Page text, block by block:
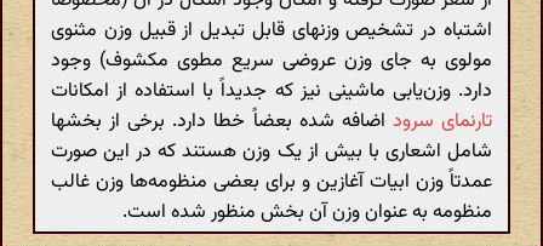
اشتباه در تشخیص وزنهای قابل تبدیل از قبیل وزن مثنوی
مولوی به جای وزن عروضی سریع مطوی مکشوف) وجود
دارد. وزن‌یابی ماشینی نیز که جدیداً با استفاده از امکانات
تارنمای سرود اضافه شده بعضاً خطا دارد. برخی از بخشها
شامل اشعاری با بیش از یک وزن هستند که در این صورت
عمدتاً وزن ابیات آغازین و برای بعضی منظومه‌ها وزن غالب
منظومه به عنوان وزن آن بخش منظور شده است.